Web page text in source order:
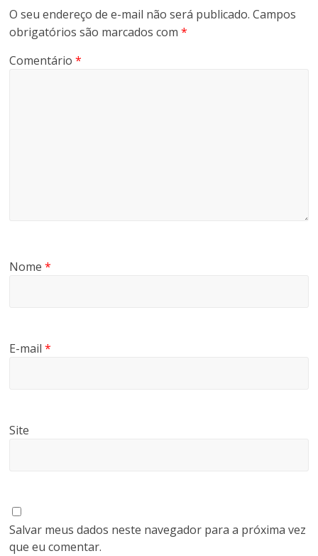
O seu endereço de e-mail não será publicado. Campos
obrigatórios são marcados com*
Comentário*
Nome*
E-mail*
Site
Salvar meus dados neste navegador para a próxima vez
que eu comentar.